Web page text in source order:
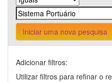
Iniciar uma nova pesquisa
Adicionar filtros:
Utilizar filtros para refinar o